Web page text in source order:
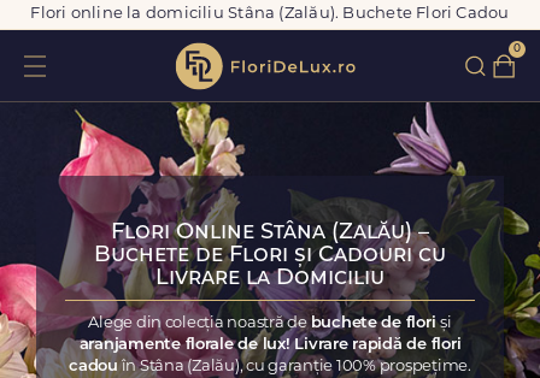
Flori online la domiciliu Stâna (Zalău). Buchete Flori Cadou
0
Flori Online Stâna (Zalău) –
Buchete de Flori și Cadouri cu
Livrare la Domiciliu
Alege din colecția noastră de buchete de floriși
aranjamente florale de lux! Livrare rapidă de flori
cadou în Stâna (Zalău), cu garanție 100% prospețime.